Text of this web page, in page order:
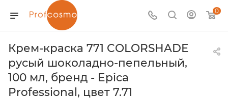
0
Крем-краска 771 COLORSHADE
русый шоколадно-пепельный,
100 мл, бренд - Epica
Professional, цвет 7.71